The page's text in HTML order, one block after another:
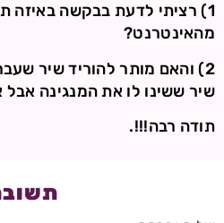
1) רציתי לדעת בבקשה באיזה
מהאינטרנט?
2) והאם מותר להוריד שיר
שיר ששינו לו את המנגינה אבל
תודה רבה!!!.